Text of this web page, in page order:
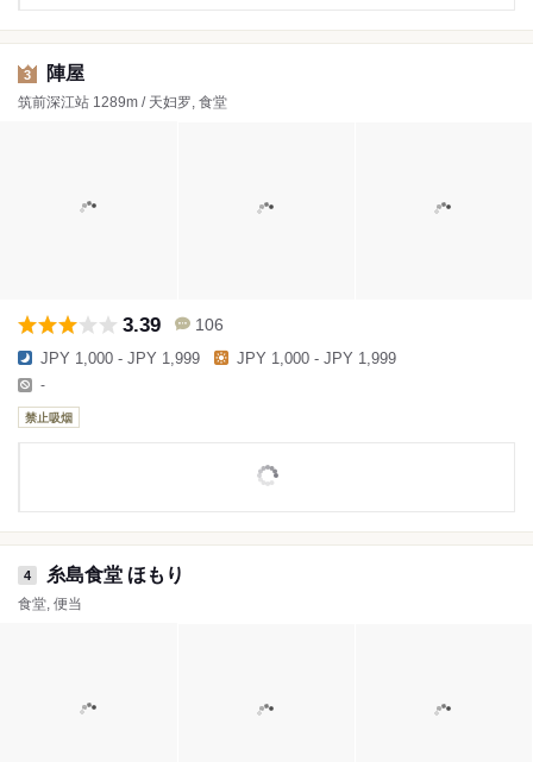
3 陣屋
筑前深江站 1289m / 天妇罗, 食堂
3.39 106
JPY 1,000 - JPY 1,999 JPY 1,000 - JPY 1,999
-
禁止吸烟
4 糸島食堂 ほもり
食堂, 便当